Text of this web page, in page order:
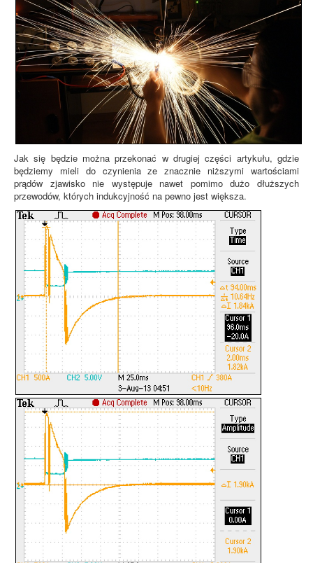
Jak się będzie można przekonać w drugiej części artykułu, gdzie
będziemy mieli do czynienia ze znacznie niższymi wartościami
prądów zjawisko nie występuje nawet pomimo dużo dłuższych
przewodów, których indukcyjność na pewno jest większa.